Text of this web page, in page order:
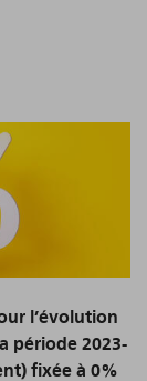
l’évolution
période 2023-
fixée à 0%